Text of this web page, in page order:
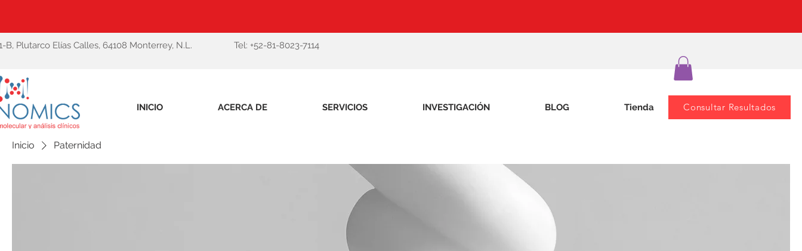
B, Plutarco Elías Calles, 64108 Monterrey, N.L. Tel: +52-81-8023-7114
INICIO ACERCA DE SERVICIOS INVESTIGACIÓN BLOG Tienda Consultar Resultados
Inicio Paternidad